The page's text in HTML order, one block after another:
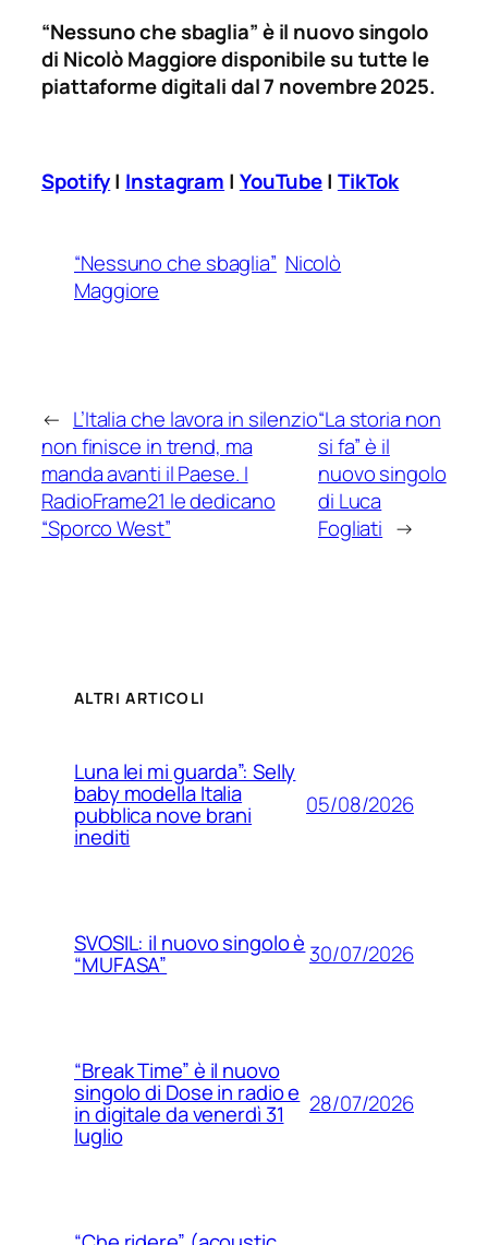
“Nessuno che sbaglia” è il nuovo singolo
di Nicolò Maggiore disponibile su tutte le
piattaforme digitali dal 7 novembre 2025.
Spotify| Instagram | YouTube| TikTok
“Nessuno che sbaglia” Nicolò
Maggiore
← L’Italia che lavora in silenzio
non finisce in trend, ma
manda avanti il Paese. I
RadioFrame21 le dedicano
“Sporco West”
“La storia non
si fa” è il
nuovo singolo
di Luca
Fogliati →
ALTRI ARTICOLI
Luna lei mi guarda”: Selly
baby modella Italia
pubblica nove brani
inediti
05/08/2026
SVOSIL: il nuovo singolo è
“MUFASA” 30/07/2026
“Break Time” è il nuovo
singolo di Dose in radio e
in digitale da venerdì 31
luglio
28/07/2026